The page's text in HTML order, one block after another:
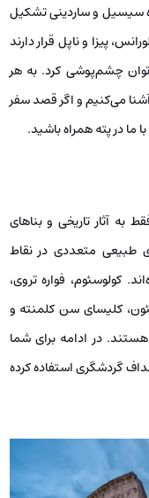
سیسیل و ساردینی تشکیل
پیزا و ناپل قرار دارند
چشم‌پوشی کرد. به هر
می‌کنیم و اگر قصد سفر
با ما در پته همراه باشید.
به آثار تاریخی و بناهای
طبیعی متعددی در نقاط
کولوسئوم، فواره تروی،
کلیسای سن کلمنته و
در ادامه برای شما
گردشگری استفاده کرده